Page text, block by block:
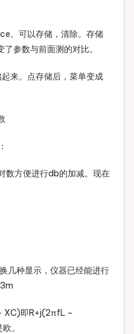
。可以存储，清除。存储
参数与前面测的对比。
来。点存储后，菜单变成
数方便进行db的加减。现在
几种显示，仪器已经能进行
XC)即R+j(2πfL –
。